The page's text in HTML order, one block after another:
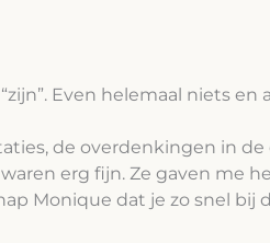
Even helemaal niets en
de overdenkingen in
erg fijn. Ze gaven me
Monique dat je zo snel bij